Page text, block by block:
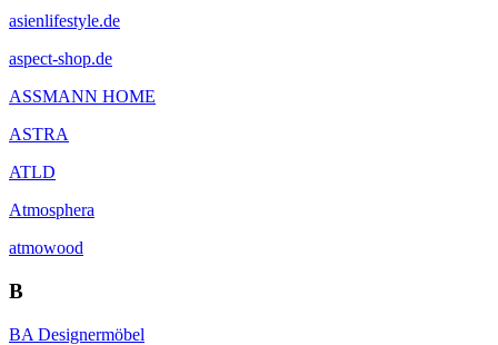
asienlifestyle.de
aspect-shop.de
ASSMANN HOME
ASTRA
ATLD
Atmosphera
atmowood
B
BA Designermöbel